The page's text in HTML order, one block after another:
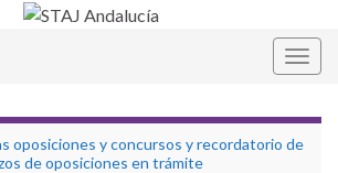
oposiciones y concursos y recordatorio de
de oposiciones en trámite